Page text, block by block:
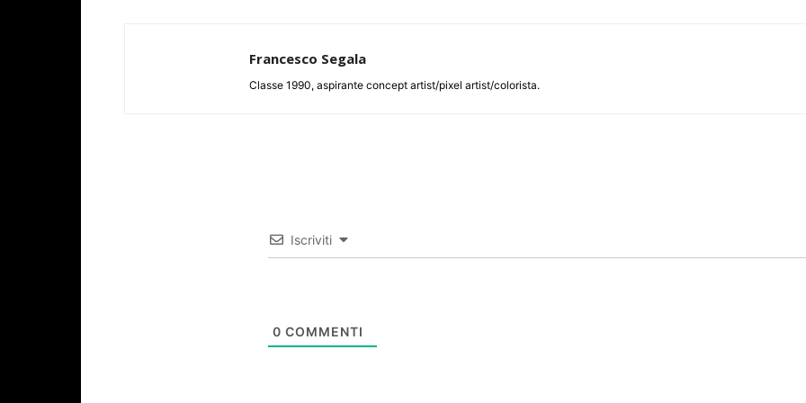
Francesco Segala
Classe 1990, aspirante concept artist/pixel artist/colorista.
Iscriviti
0 COMMENTI